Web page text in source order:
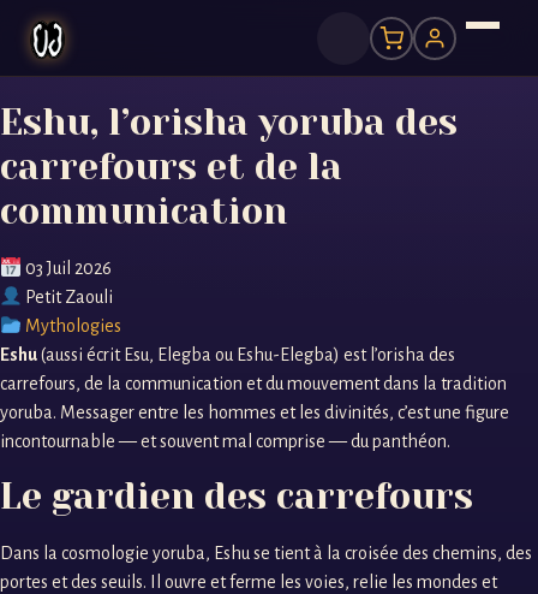
Eshu, l’orisha yoruba des
carrefours et de la
communication
03 Juil 2026
Petit Zaouli
Mythologies
Eshu(aussi écrit Esu, Elegba ou Eshu-Elegba) est l’orisha des
carrefours, de la communication et du mouvement dans la tradition
yoruba. Messager entre les hommes et les divinités, c’est une figure
incontournable — et souvent mal comprise — du panthéon.
Le gardien des carrefours
Dans la cosmologie yoruba, Eshu se tient à la croisée des chemins, des
portes et des seuils. Il ouvre et ferme les voies, relie les mondes et